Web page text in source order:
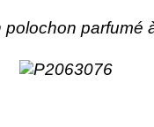
polochon parfumé